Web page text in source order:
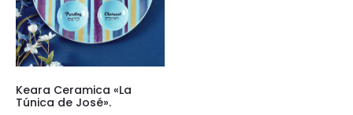
Keara Ceramica «La
Túnica de José».